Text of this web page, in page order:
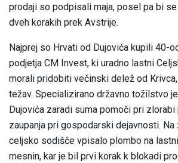
prodaji so podpisali maja, posel pa bi
dveh korakih prek Avstrije.
Najprej so Hrvati od Dujovića kupili 40-
podjetja CM Invest, ki uradno lastni
morali pridobiti večinski delež od
težav. Specializirano državno tožilstvo
Dujovića zaradi suma pomoči pri zlorabi
zaupanja pri gospodarski dejavnosti.
celjsko sodišče vpisalo plombo na
mesnin, kar je bil prvi korak k blokadi